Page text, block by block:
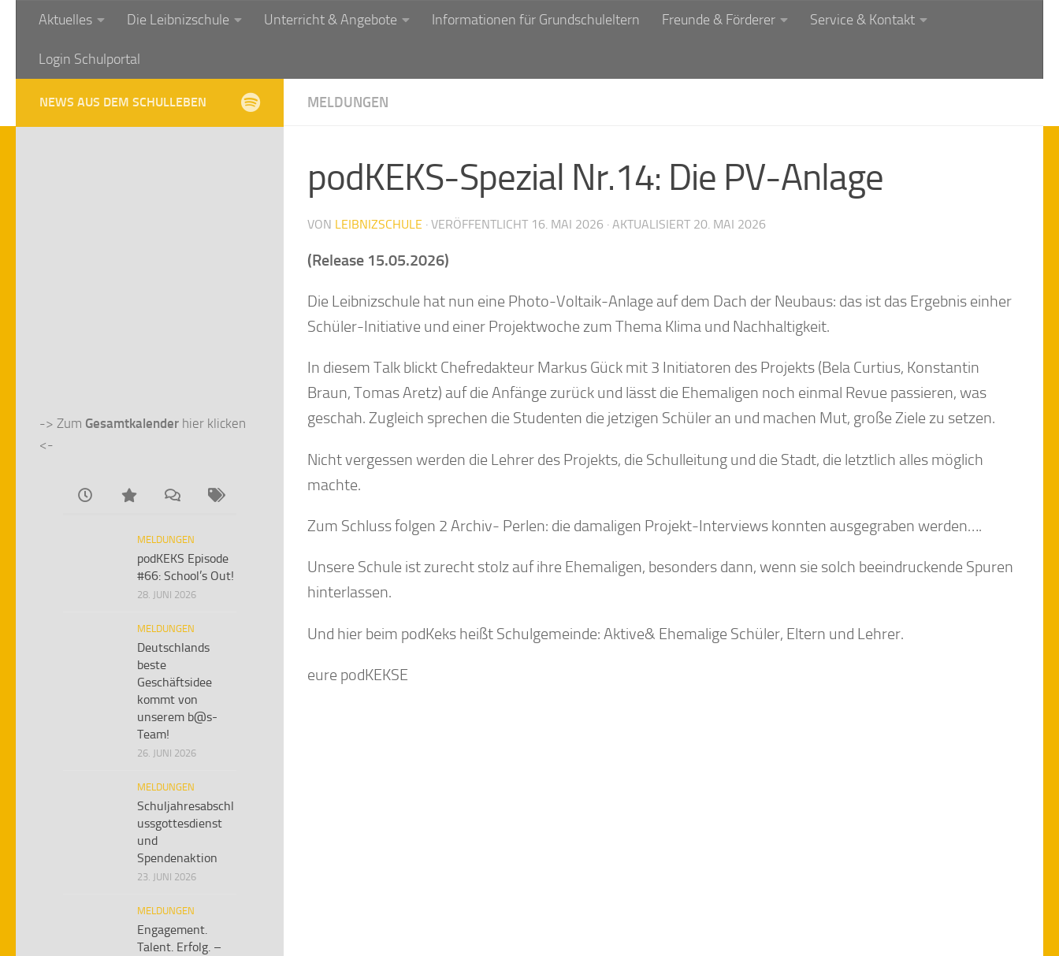
Zum Inhalt springen
Aktuelles Die Leibnizschule Unterricht & Angebote Informationen für Grundschuleltern Freunde & Förderer Service & Kontakt
Login Schulportal
MELDUNGEN
podKEKS-Spezial Nr.14: Die PV-Anlage
VON LEIBNIZSCHULE · VERÖFFENTLICHT 16. MAI 2026 · AKTUALISIERT 20. MAI 2026
(Release 15.05.2026)
Die Leibnizschule hat nun eine Photo-Voltaik-Anlage auf dem Dach der Neubaus: das ist das Ergebnis einher
Schüler-Initiative und einer Projektwoche zum Thema Klima und Nachhaltigkeit.
In diesem Talk blickt Chefredakteur Markus Gück mit 3 Initiatoren des Projekts (Bela Curtius, Konstantin
Braun, Tomas Aretz) auf die Anfänge zurück und lässt die Ehemaligen noch einmal Revue passieren, was
geschah. Zugleich sprechen die Studenten die jetzigen Schüler an und machen Mut, große Ziele zu setzen.
Nicht vergessen werden die Lehrer des Projekts, die Schulleitung und die Stadt, die letztlich alles möglich
machte.
Zum Schluss folgen 2 Archiv- Perlen: die damaligen Projekt-Interviews konnten ausgegraben werden….
Unsere Schule ist zurecht stolz auf ihre Ehemaligen, besonders dann, wenn sie solch beeindruckende Spuren
hinterlassen.
Und hier beim podKeks heißt Schulgemeinde: Aktive& Ehemalige Schüler, Eltern und Lehrer.
eure podKEKSE
NEWS AUS DEM SCHULLEBEN
-> Zum Gesamtkalender hier klicken
<-
MELDUNGEN
podKEKS Episode
#66: School’s Out!
28. JUNI 2026
MELDUNGEN
Deutschlands
beste
Geschäftsidee
kommt von
unserem b@s-
Team!
26. JUNI 2026
MELDUNGEN
Schuljahresabschl
ussgottesdienst
und
Spendenaktion
23. JUNI 2026
MELDUNGEN
Engagement.
Talent. Erfolg. –